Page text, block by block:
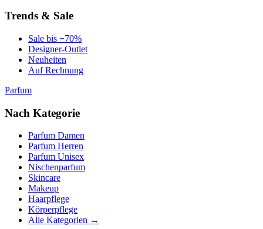
Trends & Sale
Sale bis −70%
Designer-Outlet
Neuheiten
Auf Rechnung
Parfum
Nach Kategorie
Parfum Damen
Parfum Herren
Parfum Unisex
Nischenparfum
Skincare
Makeup
Haarpflege
Körperpflege
Alle Kategorien →